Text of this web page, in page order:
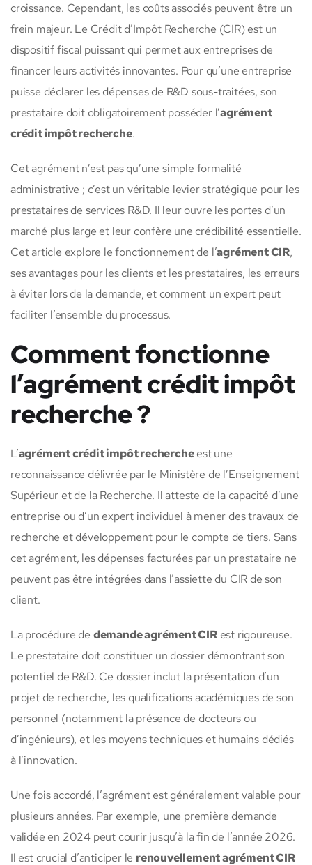
croissance. Cependant, les coûts associés peuvent être un
frein majeur. Le Crédit d’Impôt Recherche (CIR) est un
dispositif fiscal puissant qui permet aux entreprises de
financer leurs activités innovantes. Pour qu’une entreprise
puisse déclarer les dépenses de R&D sous-traitées, son
prestataire doit obligatoirement posséder l’agrément
crédit impôt recherche.
Cet agrément n’est pas qu’une simple formalité
administrative ; c’est un véritable levier stratégique pour les
prestataires de services R&D. Il leur ouvre les portes d’un
marché plus large et leur confère une crédibilité essentielle.
Cet article explore le fonctionnement de l’agrément CIR,
ses avantages pour les clients et les prestataires, les erreurs
à éviter lors de la demande, et comment un expert peut
faciliter l’ensemble du processus.
Comment fonctionne
l’agrément crédit impôt
recherche ?
L’agrément crédit impôt rechercheest une
reconnaissance délivrée par le Ministère de l’Enseignement
Supérieur et de la Recherche. Il atteste de la capacité d’une
entreprise ou d’un expert individuel à mener des travaux de
recherche et développement pour le compte de tiers. Sans
cet agrément, les dépenses facturées par un prestataire ne
peuvent pas être intégrées dans l’assiette du CIR de son
client.
La procédure de demande agrément CIRest rigoureuse.
Le prestataire doit constituer un dossier démontrant son
potentiel de R&D. Ce dossier inclut la présentation d’un
projet de recherche, les qualifications académiques de son
personnel (notamment la présence de docteurs ou
d’ingénieurs), et les moyens techniques et humains dédiés
à l’innovation.
Une fois accordé, l’agrément est généralement valable pour
plusieurs années. Par exemple, une première demande
validée en 2024 peut courir jusqu’à la fin de l’année 2026.
Il est crucial d’anticiper le renouvellement agrément CIR